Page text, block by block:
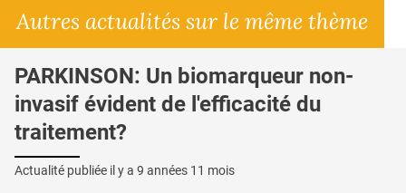
Autres actualités sur le même thème
PARKINSON: Un biomarqueur non-
invasif évident de l'efficacité du
traitement?
Actualité publiée il y a 9 années 11 mois